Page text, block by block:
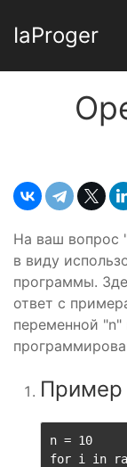
IaProger
На ваш вопрос
в виду
программы.
ответ с
переменной "n"
Пример
n = 10
for i in